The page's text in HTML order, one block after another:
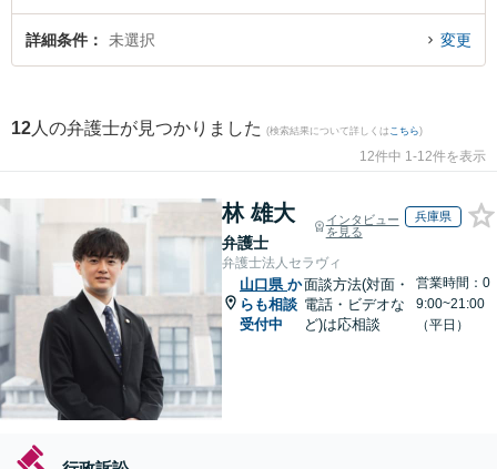
い』『行政訴訟のトラブル解決の実績豊富な近くの弁護士を検索したい』『初
回相談無料で行政訴訟を法律相談できる山口県内の弁護士に相談予約したい』
詳細条件 未選択 変更
12 人の弁護士が見つかりました (検索結果について詳しくは こちら)
12件中 1-12件を表示
林 雄大
弁護士
インタビュー
を見る
兵庫県
弁護士法人セラヴィ
山口県 か
らも相談
受付中
面談方法(対面・
電話・ビデオな
ど)は応相談
営業時間：0
9:00~21:00
（平日）